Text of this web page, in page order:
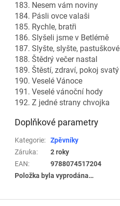
183. Nesem vám noviny
184. Pásli ovce valaši
185. Rychle, bratři
186. Slyšeli jsme v Betlémě
187. Slyšte, slyšte, pastuškové
188. Štědrý večer nastal
189. Štěstí, zdraví, pokoj svatý
190. Veselé Vánoce
191. Veselé vánoční hody
192. Z jedné strany chvojka
Doplňkové parametry
Kategorie:
Zpěvníky
Záruka:
2 roky
EAN:
9788074517204
Položka byla vyprodána…